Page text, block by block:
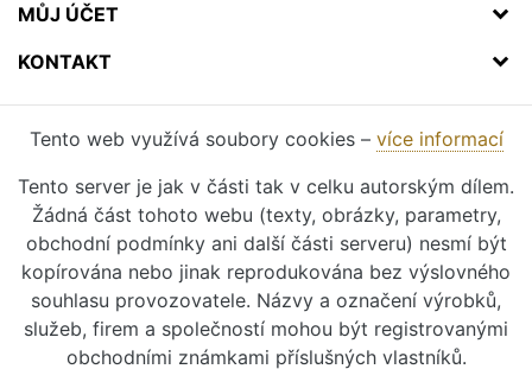
MŮJ ÚČET
KONTAKT
Tento web využívá soubory cookies – více informací
Tento server je jak v části tak v celku autorským dílem.
Žádná část tohoto webu (texty, obrázky, parametry,
obchodní podmínky ani další části serveru) nesmí být
kopírována nebo jinak reprodukována bez výslovného
souhlasu provozovatele. Názvy a označení výrobků,
služeb, firem a společností mohou být registrovanými
obchodními známkami příslušných vlastníků.